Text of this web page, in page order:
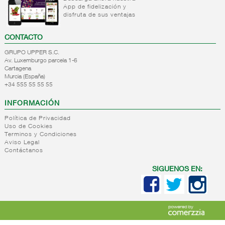
cereales
Semola
para
rebozar
liquido/sirope
Decoracion
postres
Aromas
y
colorantes
Otros
ingredientes
para
Crackers
Roscas,rosquillas,picos..
Pan tipo
wasa
Picatostes/regañadas
Crespillos
impulso
Reposteria
azucar/salud/integral
Reposteria
granel
navidad
Reposteria
granel
general
Panaderia -
Panaderia
hornear
Reposteria
para
hornear
Tartas/roscones..
Internacional
panaderia
reposteria
horne
Internacional
panaderia
Postres
refrigerados
características
App de fidelización y
disfruta de sus ventajas
CONTACTO
GRUPO UPPER S.C.
Av. Luxemburgo parcela 1-6
Cartagena
Murcia (España)
+34 555 55 55 55
INFORMACIÓN
Política de Privacidad
Uso de Cookies
Terminos y Condiciones
Aviso Legal
Contáctanos
SIGUENOS EN: